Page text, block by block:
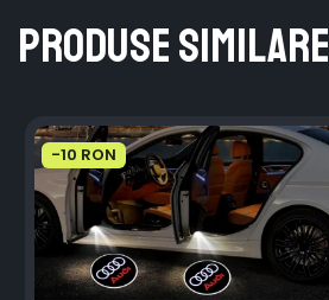
Produse similare
-10 RON